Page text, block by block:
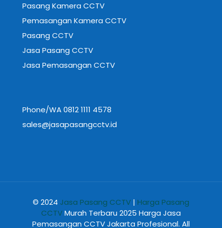
Pasang Kamera CCTV
Pemasangan Kamera CCTV
Pasang CCTV
Jasa Pasang CCTV
Jasa Pemasangan CCTV
Phone/WA 0812 1111 4578
sales@jasapasangcctv.id
© 2024 Jasa Pasang CCTV | Harga Pasang
CCTVMurah Terbaru 2025 Harga Jasa
Pemasangan CCTV Jakarta Profesional. All